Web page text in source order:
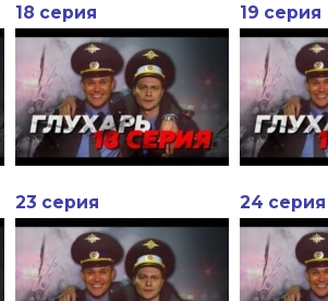
18 серия 19 серия
23 серия 24 серия